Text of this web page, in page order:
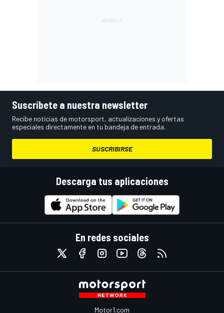
Suscríbete a nuestra newsletter
Recibe noticias de motorsport, actualizaciones y ofertas
especiales directamente en tu bandeja de entrada.
SUSCRIBIRSE
Descarga tus aplicaciones
En redes sociales
Motor1.com